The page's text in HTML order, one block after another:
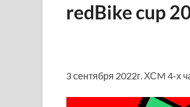
redBike cup
3 сентября 2022г. ХСM 4-х